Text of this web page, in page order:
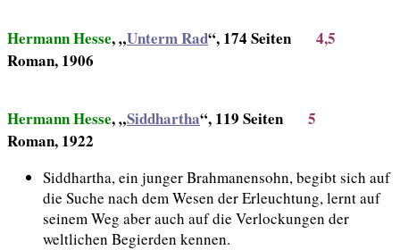
Hermann Hesse, „Unterm Rad“, 174 Seiten 4,5
Roman, 1906
Hermann Hesse, „Siddhartha“, 119 Seiten 5
Roman, 1922
Siddhartha, ein junger Brahmanensohn, begibt sich auf
die Suche nach dem Wesen der Erleuchtung, lernt auf
seinem Weg aber auch auf die Verlockungen der
weltlichen Begierden kennen.